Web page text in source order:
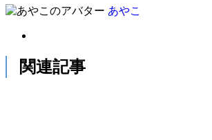
あやこ
関連記事